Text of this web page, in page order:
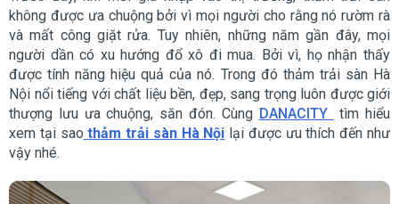
không được ưa chuộng bởi vì mọi người cho rằng nó rườm rà
và mất công giặt rửa. Tuy nhiên, những năm gần đây, mọi
người dần có xu hướng đổ xô đi mua. Bởi vì, họ nhận thấy
được tính năng hiệu quả của nó. Trong đó thảm trải sàn Hà
Nội nổi tiếng với chất liệu bền, đẹp, sang trọng luôn được giới
thượng lưu ưa chuộng, săn đón. Cùng DANACITY
tìm hiểu
xem tại sao thảm trải sàn Hà Nội lại được ưu thích đến như
vậy nhé.